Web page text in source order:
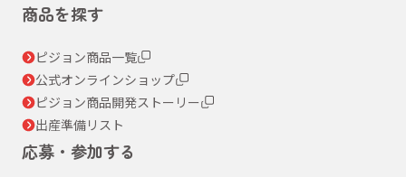
商品を探す
ピジョン商品一覧
公式オンラインショップ
ピジョン商品開発ストーリー
出産準備リスト
応募・参加する